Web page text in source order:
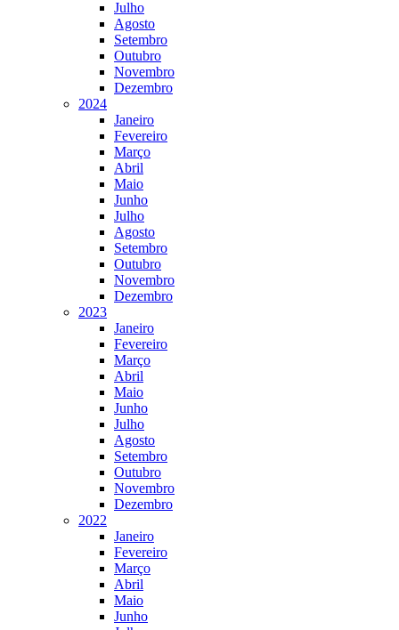
Julho
Agosto
Setembro
Outubro
Novembro
Dezembro
2024
Janeiro
Fevereiro
Março
Abril
Maio
Junho
Julho
Agosto
Setembro
Outubro
Novembro
Dezembro
2023
Janeiro
Fevereiro
Março
Abril
Maio
Junho
Julho
Agosto
Setembro
Outubro
Novembro
Dezembro
2022
Janeiro
Fevereiro
Março
Abril
Maio
Junho